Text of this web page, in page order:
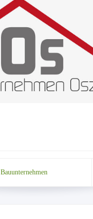
Bauunternehmen